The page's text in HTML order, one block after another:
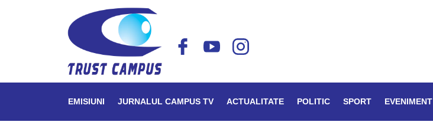
EMISIUNI JURNALUL CAMPUS TV ACTUALITATE POLITIC SPORT EVENIMENT